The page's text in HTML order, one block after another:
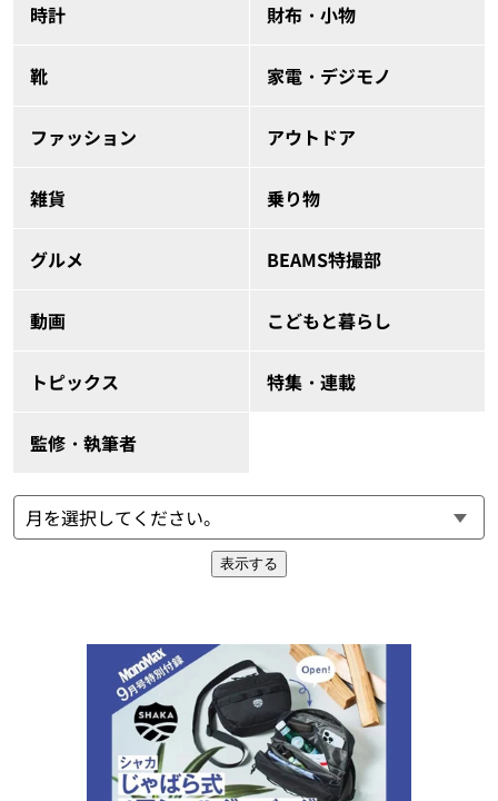
時計 財布・小物
靴 家電・デジモノ
ファッション アウトドア
雑貨 乗り物
グルメ BEAMS特撮部
動画 こどもと暮らし
トピックス 特集・連載
監修・執筆者
表示する